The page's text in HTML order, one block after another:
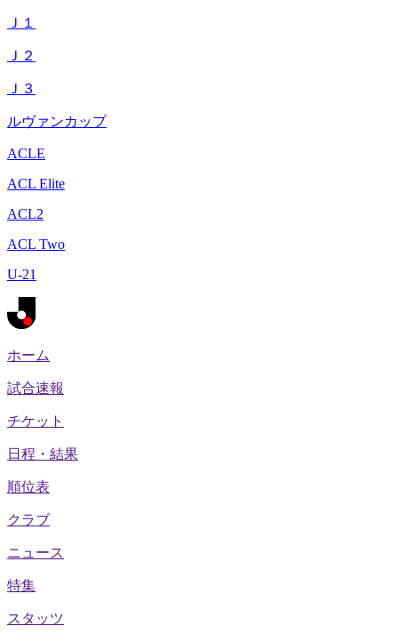
Ｊ１
Ｊ２
Ｊ３
ルヴァンカップ
ACLE
ACL Elite
ACL2
ACL Two
U-21
ホーム
試合速報
チケット
日程・結果
順位表
クラブ
ニュース
特集
スタッツ